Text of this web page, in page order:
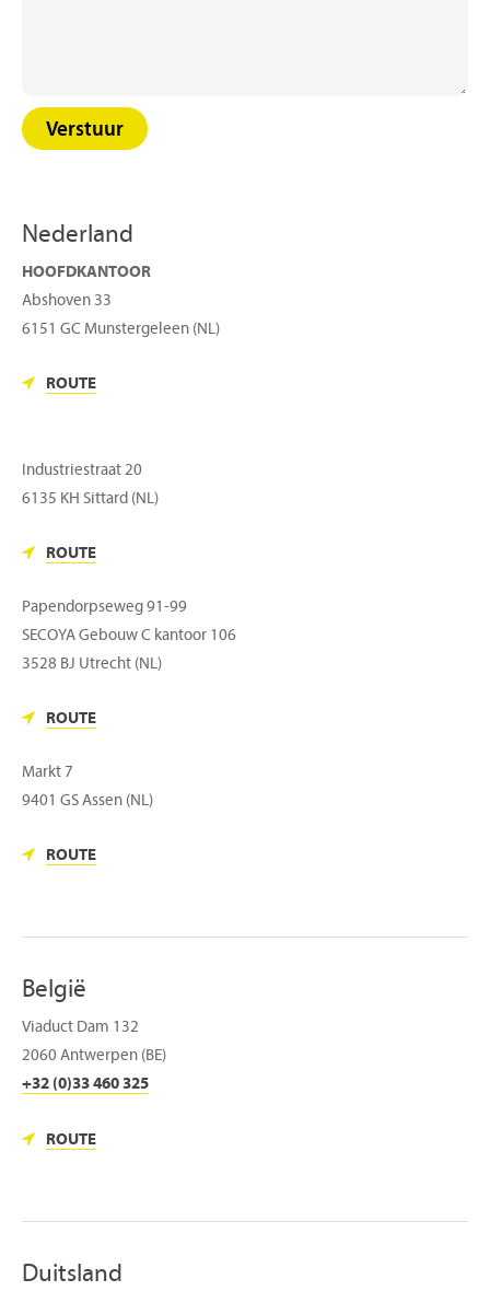
Verstuur
Nederland
HOOFDKANTOOR
Abshoven 33
6151 GC Munstergeleen (NL)
ROUTE
Industriestraat 20
6135 KH Sittard (NL)
ROUTE
Papendorpseweg 91-99
SECOYA Gebouw C kantoor 106
3528 BJ Utrecht (NL)
ROUTE
Markt 7
9401 GS Assen (NL)
ROUTE
België
Viaduct Dam 132
2060 Antwerpen (BE)
+32 (0)33 460 325
ROUTE
Duitsland